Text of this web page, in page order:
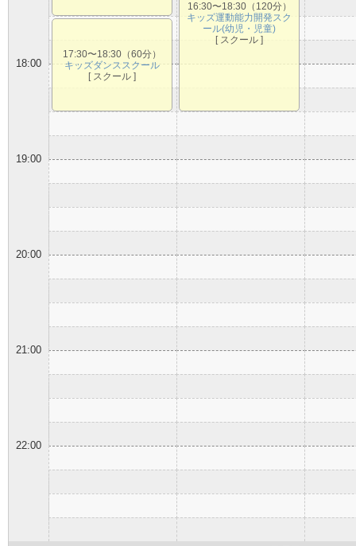
18:00
19:00
20:00
21:00
22:00
17:30〜18:30（60分）
キッズダンススクール
[ スクール ]
16:30〜18:30（120分）
キッズ運動能力開発スク
ール(幼児・児童)
[ スクール ]